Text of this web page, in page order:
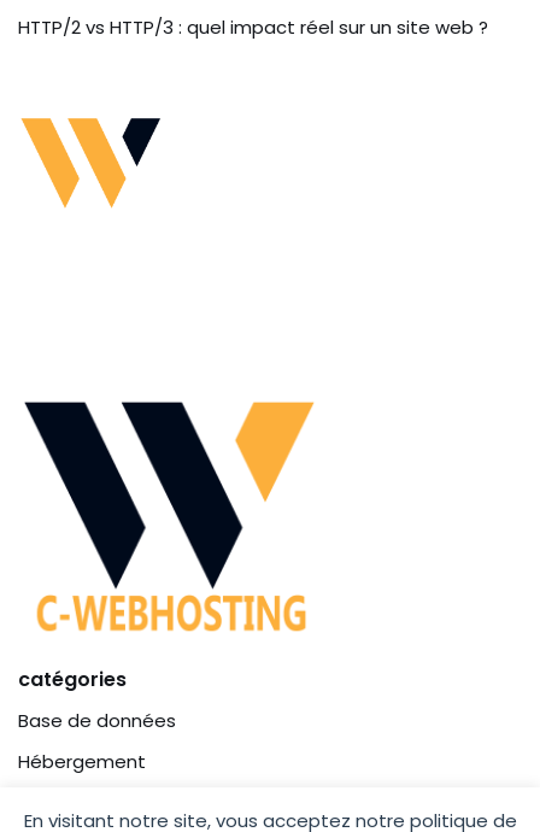
En visitant notre site, vous acceptez notre politique de
HTTP/2 vs HTTP/3 : quel impact réel sur un site web ?
catégories
Base de données
Hébergement